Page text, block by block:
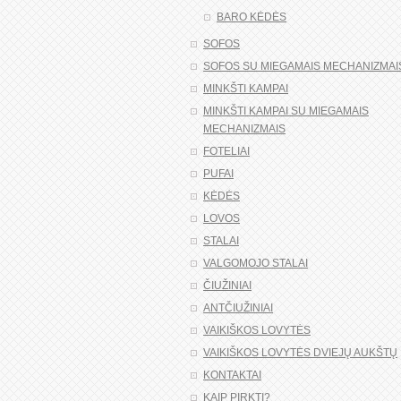
BARO KĖDĖS
SOFOS
SOFOS SU MIEGAMAIS
MINKŠTI KAMPAI
MINKŠTI KAMPAI SU MIEGAMAIS
MECHANIZMAIS
FOTELIAI
PUFAI
KĖDĖS
LOVOS
STALAI
VALGOMOJO STALAI
ČIUŽINIAI
ANTČIUŽINIAI
VAIKIŠKOS LOVYTĖS
VAIKIŠKOS LOVYTĖS DVIEJŲ AUKŠTŲ
KONTAKTAI
KAIP PIRKTI?